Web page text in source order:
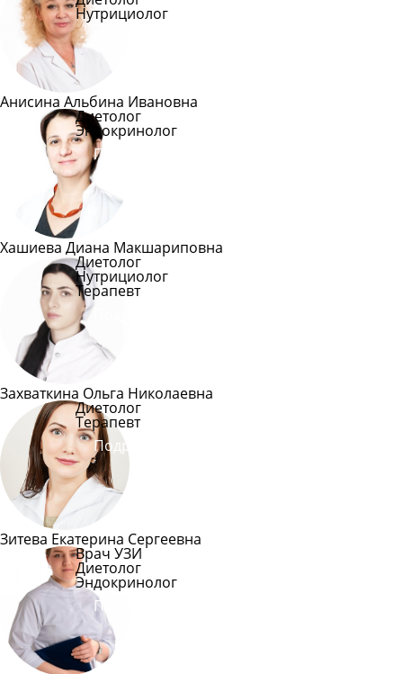
Нутрициолог
Анисина Альбина Ивановна
Диетолог
Эндокринолог
Подробнее
Хашиева Диана Макшариповна
Диетолог
Нутрициолог
Терапевт
Захваткина Ольга Николаевна
Диетолог
Терапевт
Подробнее
Зитева Екатерина Сергеевна
Врач УЗИ
Диетолог
Эндокринолог
Подробнее